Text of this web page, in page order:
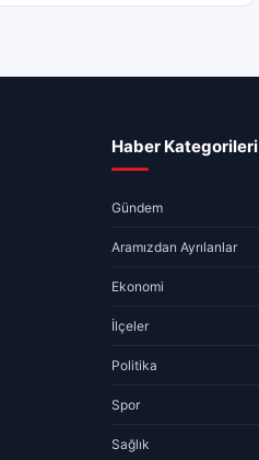
Haber Kategorileri
Gündem
Aramızdan Ayrılanlar
Ekonomi
İlçeler
Politika
Spor
Sağlık